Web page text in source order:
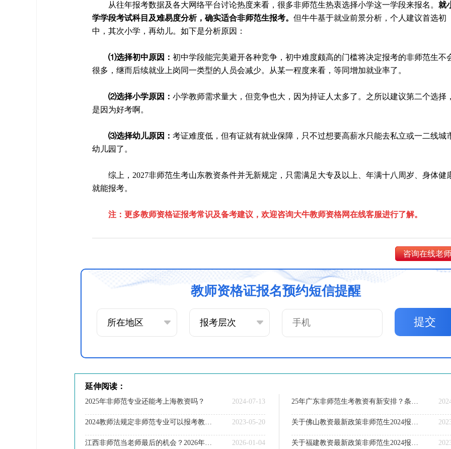
从往年报考数据及各大网络平台讨论热度来看，很多非师范生热衷选择小学这一学段来报名。 就
学学段考试科目及难易度分析，确实适合非师范生报考。 但牛牛基于就业前景分析，个人建议首选初
中，其次小学，再幼儿。如下是分析原因：
⑴选择初中原因： 初中学段能完美避开各种竞争，初中难度颇高的门槛将决定报考的非师范生不
很多，继而后续就业上岗同一类型的人员会减少。从某一程度来看，等同增加就业率了。
⑵选择小学原因： 小学教师需求量大，但竞争也大，因为持证人太多了。之所以建议第二个选择
是因为好考啊。
⑶选择幼儿原因： 考证难度低，但有证就有就业保障，只不过想要高薪水只能去私立或一二线城
幼儿园了。
综上，2027非师范生考山东教资条件并无新规定，只需满足大专及以上、年满十八周岁、身体健
就能报考。
注：更多教师资格证报考常识及备考建议，欢迎咨询大牛教师资格网在线客服进行了解。
咨询在线老师
教师资格证报名预约短信提醒
提交
延伸阅读：
2025年非师范专业还能考上海教资吗？ 2024-07-13
2023-05-20
2026-01-04